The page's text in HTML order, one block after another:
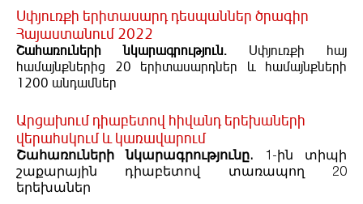
Սփյուռքի երիտասարդ դեսպաններ ծրագիր
Հայաստանում 2022
Շահառուների նկարագրություն. Սփյուռքի հայ
համայնքներից 20 երիտասարդներ և համայնքների
1200 անդամներ
Արցախում դիաբետով հիվանդ երեխաների
վերահսկում և կառավարում
Շահառուների նկարագրությունը. 1-ին տիպի
շաքարային դիաբետով տառապող 20
երեխաներ